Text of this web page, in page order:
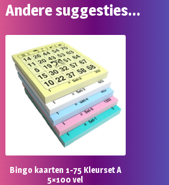
Andere suggesties…
Bingo kaarten 1-75 Kleurset A
5×100 vel